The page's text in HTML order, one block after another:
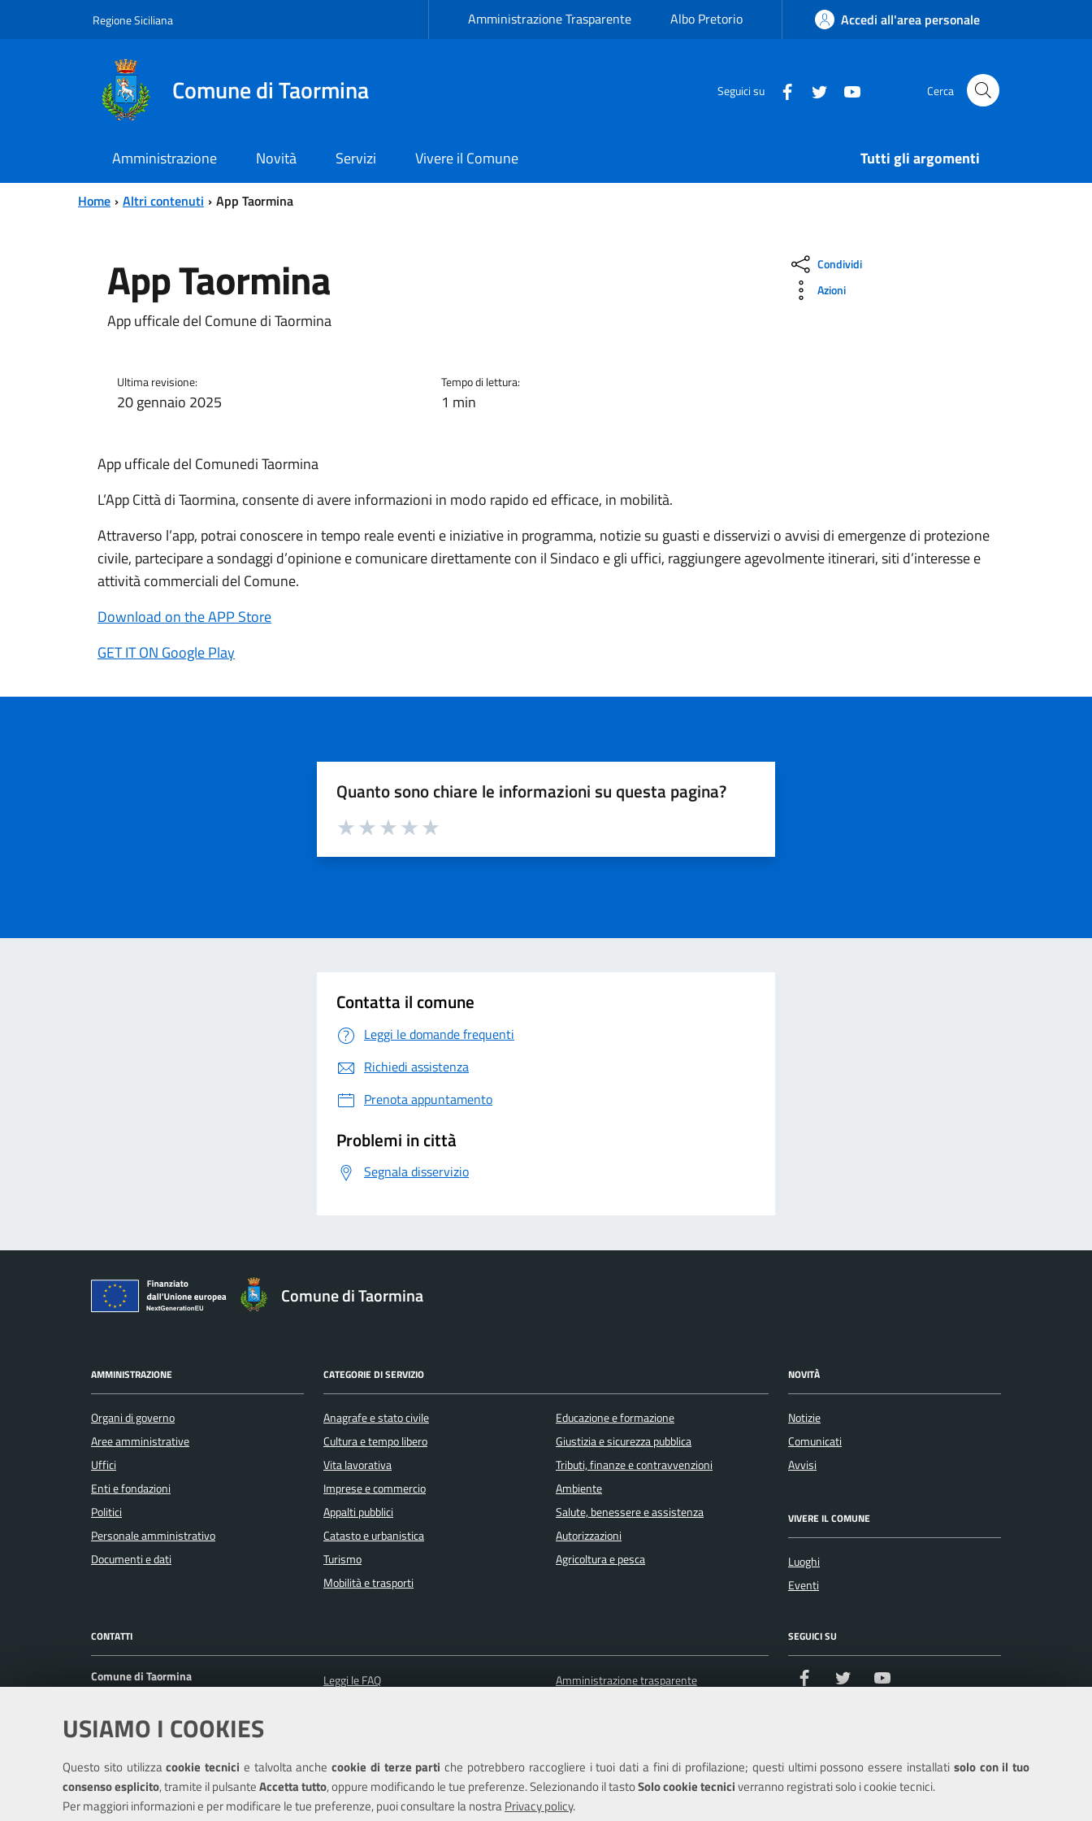
USIAMO I COOKIES
Questo sito utilizzacookie tecnici e talvolta anchecookie di terze parti che potrebbero raccogliere i tuoi dati a fini di profilazione; questi ultimi possono essere installati solo con il tuo
consenso esplicito, tramite il pulsanteAccetta tutto, oppure modificando le tue preferenze. Selezionando il tastoSolo cookie tecniciverranno registrati solo i cookie tecnici.
Per maggiori informazioni e per modificare le tue preferenze, puoi consultare la nostraPrivacy policy.
Regione Siciliana Amministrazione Trasparente Albo Pretorio Accedi all'area personale
Comune di Taormina Seguici su Cerca
Amministrazione Novità Servizi Vivere il Comune Tutti gli argomenti
Home Altri contenuti App Taormina
App Taormina
App ufficale del Comune di Taormina
Ultima revisione:
20 gennaio 2025
Tempo di lettura:
1 min
Condividi
Azioni
App ufficale del Comunedi Taormina
L’App Città di Taormina, consente di avere informazioni in modo rapido ed efficace, in mobilità.
Attraverso l’app, potrai conoscere in tempo reale eventi e iniziative in programma, notizie su guasti e disservizi o avvisi di emergenze di protezione
civile, partecipare a sondaggi d’opinione e comunicare direttamente con il Sindaco e gli uffici, raggiungere agevolmente itinerari, siti d’interesse e
attività commerciali del Comune.
Download on the APP Store
GET IT ON Google Play
Quanto sono chiare le informazioni su questa pagina?
Contatta il comune
Leggi le domande frequenti
Richiedi assistenza
Prenota appuntamento
Problemi in città
Segnala disservizio
Comune di Taormina
AMMINISTRAZIONE
Organi di governo
Aree amministrative
Uffici
Enti e fondazioni
Politici
Personale amministrativo
Documenti e dati
CATEGORIE DI SERVIZIO
Anagrafe e stato civile
Cultura e tempo libero
Vita lavorativa
Imprese e commercio
Appalti pubblici
Catasto e urbanistica
Turismo
Mobilità e trasporti
Educazione e formazione
Giustizia e sicurezza pubblica
Tributi, finanze e contravvenzioni
Ambiente
Salute, benessere e assistenza
Autorizzazioni
Agricoltura e pesca
NOVITÀ
Notizie
Comunicati
Avvisi
VIVERE IL COMUNE
Luoghi
Eventi
CONTATTI
Comune di Taormina
Ufficio Relazioni con il Pubblico
protocollo@pec.comune.taormina.me.it
Centralino unico: +39 0942 6101
Leggi le FAQ
Amministrazione trasparente
Dichiarazione di accessibilità
SEGUICI SU
Facebook Twitter